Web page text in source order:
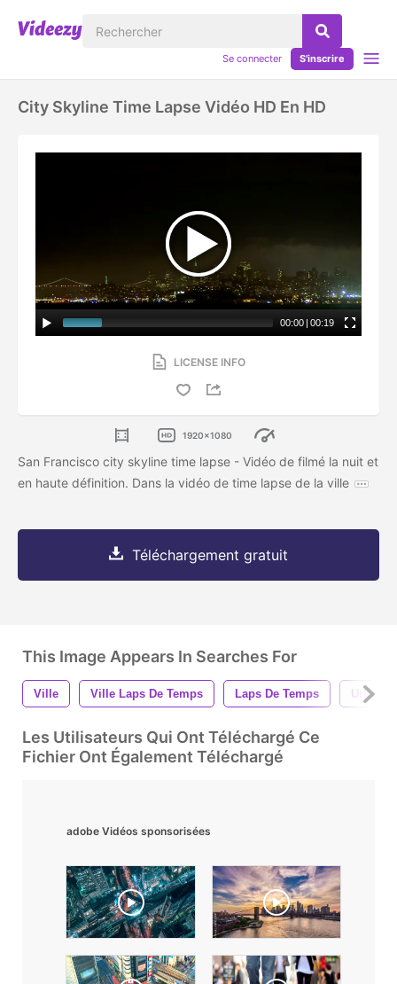
Se connecter S'inscrire
City Skyline Time Lapse Vidéo HD En HD
00:00 | 00:19
LICENSE INFO
1920x1080
San Francisco city skyline time lapse - Vidéo de filmé la nuit et
en haute définition. Dans la vidéo de time lapse de la ville
Téléchargement gratuit
This Image Appears In Searches For
Ville Ville Laps De Temps Laps De Temps Urbain
Les Utilisateurs Qui Ont Téléchargé Ce
Fichier Ont Également Téléchargé
adobe Vidéos sponsorisées